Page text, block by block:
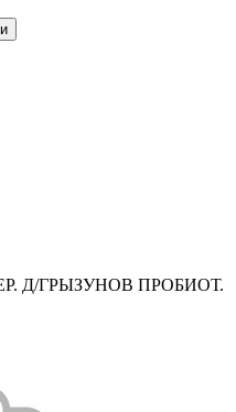
Д/ГРЫЗУНОВ ПРОБИОТ.